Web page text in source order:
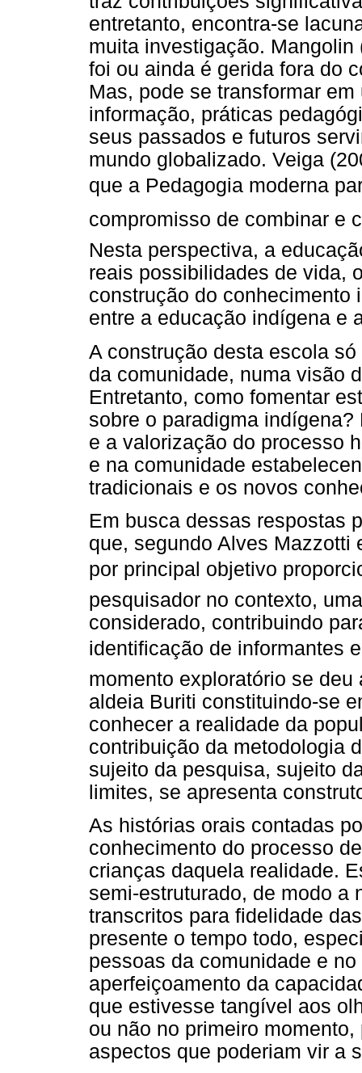
entretanto, encontra-se
muita investigação.
foi ou ainda é gerida fora do
Mas, pode se transformar
informação, práticas
seus passados e futuros
mundo globalizado. Veiga
que a Pedagogia moderna
compromisso de combinar e
Nesta perspectiva, a
reais possibilidades de vida,
construção do conhecimento
entre a educação indígena e
A construção desta escola
da comunidade, numa visão
Entretanto, como fomentar
sobre o paradigma
e a valorização do processo
e na comunidade
tradicionais e os novos
Em busca dessas respostas
que, segundo Alves Mazzotti
por principal objetivo
pesquisador no contexto,
considerado, contribuindo
identificação de informantes
momento exploratório se
aldeia Buriti constituindo-se
conhecer a realidade da
contribuição da metodologia
sujeito da pesquisa, sujeito
limites, se apresenta
As histórias orais contadas
conhecimento do processo
crianças daquela realidade.
semi-estruturado, de modo a
transcritos para fidelidade
presente o tempo todo,
pessoas da comunidade e
aperfeiçoamento da
que estivesse tangível aos
ou não no primeiro
aspectos que poderiam vir a